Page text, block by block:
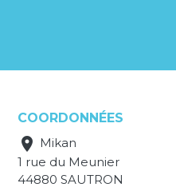
COORDONNÉES
 Mikan
1 rue du Meunier
44880 SAUTRON